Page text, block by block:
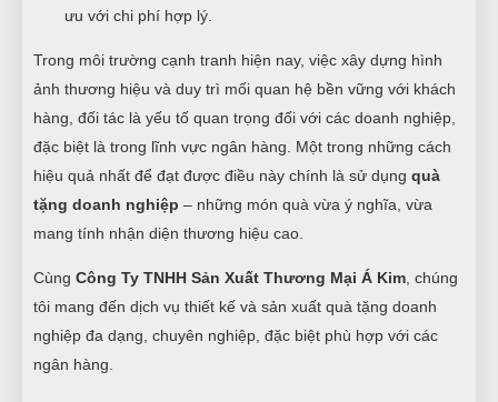
ưu với chi phí hợp lý.
Trong môi trường cạnh tranh hiện nay, việc xây dựng hình
ảnh thương hiệu và duy trì mối quan hệ bền vững với khách
hàng, đối tác là yếu tố quan trọng đối với các doanh nghiệp,
đặc biệt là trong lĩnh vực ngân hàng. Một trong những cách
hiệu quả nhất để đạt được điều này chính là sử dụng quà
tặng doanh nghiệp – những món quà vừa ý nghĩa, vừa
mang tính nhận diện thương hiệu cao.
Cùng Công Ty TNHH Sản Xuất Thương Mại Á Kim , chúng
tôi mang đến dịch vụ thiết kế và sản xuất quà tặng doanh
nghiệp đa dạng, chuyên nghiệp, đặc biệt phù hợp với các
ngân hàng.